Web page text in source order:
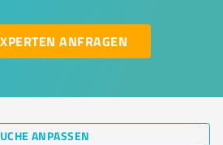
ANFRAGEN
ANPASSEN